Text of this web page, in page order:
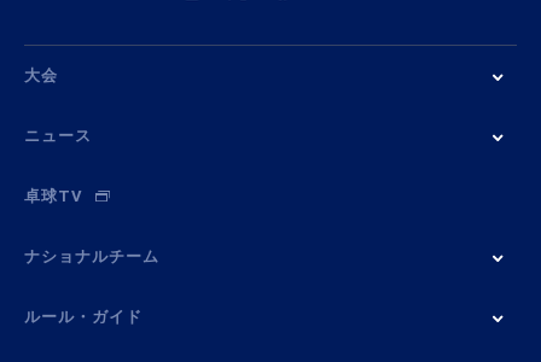
大会
ニュース
卓球TV
ナショナルチーム
ルール・ガイド